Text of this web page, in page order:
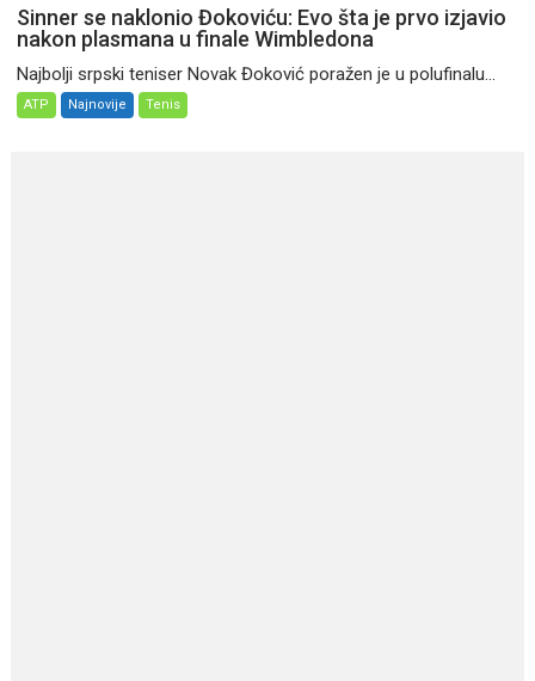
Sinner se naklonio Đokoviću: Evo šta je prvo izjavio
nakon plasmana u finale Wimbledona
Najbolji srpski teniser Novak Đoković poražen je u polufinalu...
ATP Najnovije Tenis